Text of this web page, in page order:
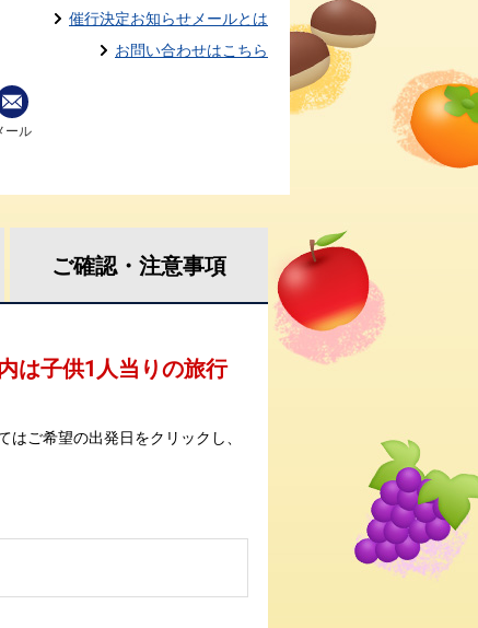
催行決定お知らせメールとは
お問い合わせはこちら
ール
ご確認・ 注意事項
は子供1人当りの旅行
ご希望の出発日をクリックし、